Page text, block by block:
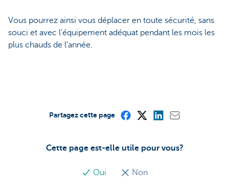
Vous pourrez ainsi vous déplacer en toute sécurité, sans
souci et avec l'équipement adéquat pendant les mois les
plus chauds de l'année.
Cette page est-elle utile pour vous?
Oui Non
Partagez cette page